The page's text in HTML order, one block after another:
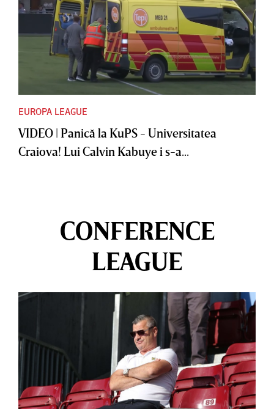
EUROPA LEAGUE
VIDEO | Panică la KuPS - Universitatea
Craiova! Lui Calvin Kabuye i s-a...
CONFERENCE
LEAGUE